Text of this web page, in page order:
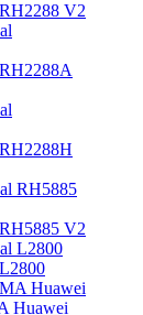
V2
V2
Huawei